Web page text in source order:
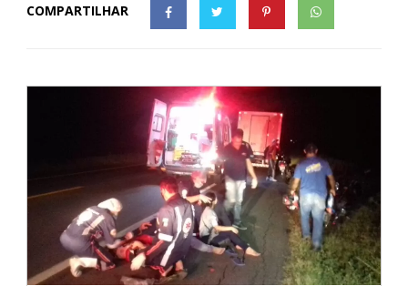
COMPARTILHAR